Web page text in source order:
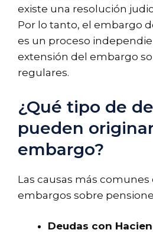
existe una resolución
Por lo tanto, el embargo
es un proceso
extensión del embargo
regulares.
¿Qué tipo de
pueden
embargo?
Las causas más
embargos sobre
Deudas con